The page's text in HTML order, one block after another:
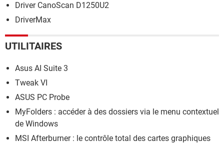
Driver CanoScan D1250U2
DriverMax
UTILITAIRES
Asus AI Suite 3
Tweak VI
ASUS PC Probe
MyFolders : accéder à des dossiers via le menu contextuel
de Windows
MSI Afterburner : le contrôle total des cartes graphiques